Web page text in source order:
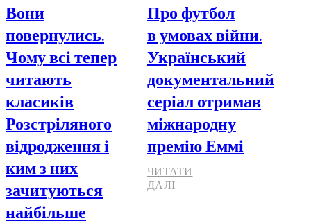
Вони
повернулись.
Чому всі тепер
читають
класиків
Розстріляного
відродження і
ким з них
зачитуються
найбільше
Про футбол
в умовах війни.
Український
документальний
серіал отримав
міжнародну
премію Еммі
ЧИТАТИ
ДАЛІ